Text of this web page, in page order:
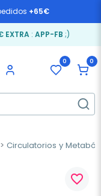
+65€
EXTRA: APP-FB ;)
0 0
Circulatorios y
favorite_border